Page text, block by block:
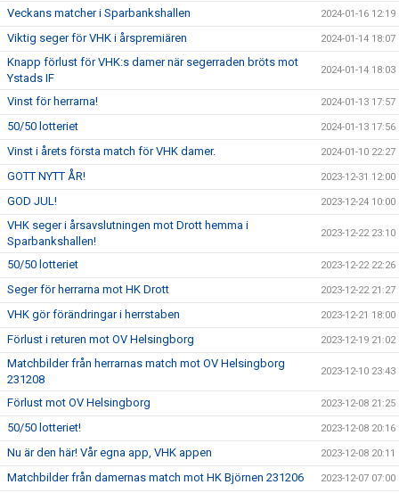
Veckans matcher i Sparbankshallen 2024-01-16 12:19
Viktig seger för VHK i årspremiären 2024-01-14 18:07
Knapp förlust för VHK:s damer när segerraden bröts mot
Ystads IF
2024-01-14 18:03
Vinst för herrarna! 2024-01-13 17:57
50/50 lotteriet 2024-01-13 17:56
Vinst i årets första match för VHK damer. 2024-01-10 22:27
GOTT NYTT ÅR! 2023-12-31 12:00
GOD JUL! 2023-12-24 10:00
VHK seger i årsavslutningen mot Drott hemma i
Sparbankshallen!
2023-12-22 23:10
50/50 lotteriet 2023-12-22 22:26
Seger för herrarna mot HK Drott 2023-12-22 21:27
VHK gör förändringar i herrstaben 2023-12-21 18:00
Förlust i returen mot OV Helsingborg 2023-12-19 21:02
Matchbilder från herrarnas match mot OV Helsingborg
231208
2023-12-10 23:43
Förlust mot OV Helsingborg 2023-12-08 21:25
50/50 lotteriet! 2023-12-08 20:16
Nu är den här! Vår egna app, VHK appen 2023-12-08 20:11
Matchbilder från damernas match mot HK Björnen 231206 2023-12-07 07:00